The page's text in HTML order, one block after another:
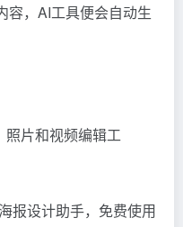
容，AI工具便会自动生
照片和视频编辑工
报设计助手，免费使用